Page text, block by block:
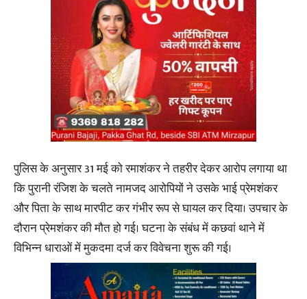
पुलिस के अनुसार 31 मई को रमाशंकर ने तहरीर देकर आरोप लगाया था
कि पुरानी रंजिश के चलते नामजद आरोपियों ने उसके भाई प्रेमशंकर
और पिता के साथ मारपीट कर गंभीर रूप से घायल कर दिया। उपचार के
दौरान प्रेमशंकर की मौत हो गई। घटना के संबंध में कछवां थाने में
विभिन्न धाराओं में मुकदमा दर्ज कर विवेचना शुरू की गई।